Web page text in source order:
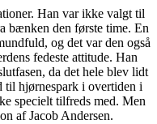
Han var ikke valgt til
bænken den første time. En
og det var den også
fedeste attitude. Han
da det hele blev lidt
til hjørnespark i overtiden i
specielt tilfreds med. Men
af Jacob Andersen.